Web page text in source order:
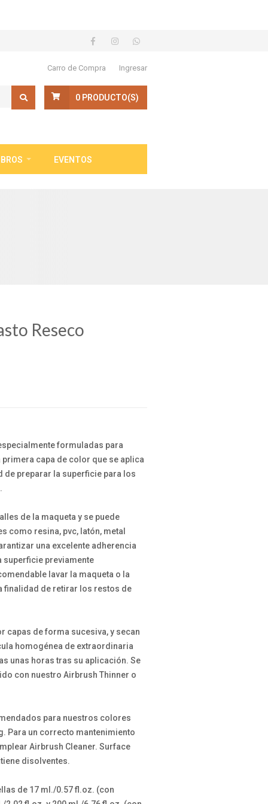
Carro de Compra Ingresar
0 PRODUCTO(S)
EVENTOS
Reseco
formuladas para
capa de color que se aplica
de preparar la superficie para los
de la maqueta y se puede
como resina, pvc, latón, metal
una excelente adherencia
superficie previamente
lavar la maqueta o la
finalidad de retirar los restos de
capas de forma sucesiva, y secan
homogénea de extraordinaria
unas horas tras su aplicación. Se
con nuestro Airbrush Thinner o
para nuestros colores
Para un correcto mantenimiento
Airbrush Cleaner. Surface
disolventes.
de 17 ml./0.57 fl.oz. (con